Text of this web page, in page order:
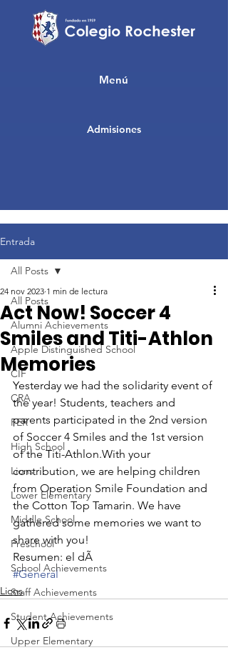
Admisiones
Menú
Entrada
All Posts
Alumni Achievements
Apple Distinguished School
CIF
CRA
FER
High School
Lions
Lower Elementary
Middle School
Preschool
School Achievements
Staff Achievements
Student Achievements
Upper Elementary
All Posts
Act Now! Soccer 4
Smiles and Titi-Athlon
Memories
24 nov 2023 1 min de lectura
Yesterday we had the solidarity event of
the year! Students, teachers and
parents participated in the 2nd version
of Soccer 4 Smiles and the 1st version
of the Titi-Athlon.With your
contribution, we are helping children
from Operation Smile Foundation and
the Cotton Top Tamarin. We have
gathered some memories we want to
share with you!
Resumen: el dÃ
#General
Lions